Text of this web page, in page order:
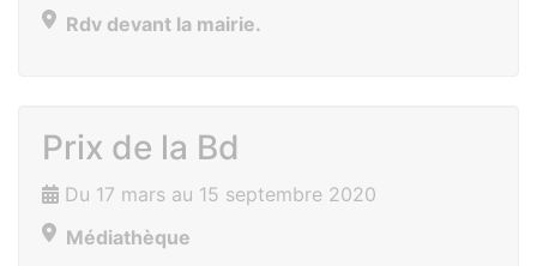
Rdv devant la mairie.
Prix de la Bd
Du 17 mars au 15 septembre 2020
Médiathèque